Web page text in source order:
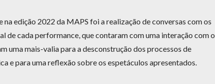
na edição 2022 da MAPS foi a realização de conversas com os
de cada performance, que contaram com uma interação com o
uma mais-valia para a desconstrução dos processos de
e para uma reflexão sobre os espetáculos apresentados.